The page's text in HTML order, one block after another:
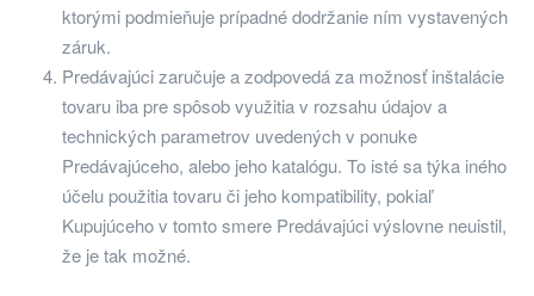
ktorými podmieňuje prípadné dodržanie ním vystavených
záruk.
Predávajúci zaručuje a zodpovedá za možnosť inštalácie
tovaru iba pre spôsob využitia v rozsahu údajov a
technických parametrov uvedených v ponuke
Predávajúceho, alebo jeho katalógu. To isté sa týka iného
účelu použitia tovaru či jeho kompatibility, pokiaľ
Kupujúceho v tomto smere Predávajúci výslovne neuistil,
že je tak možné.